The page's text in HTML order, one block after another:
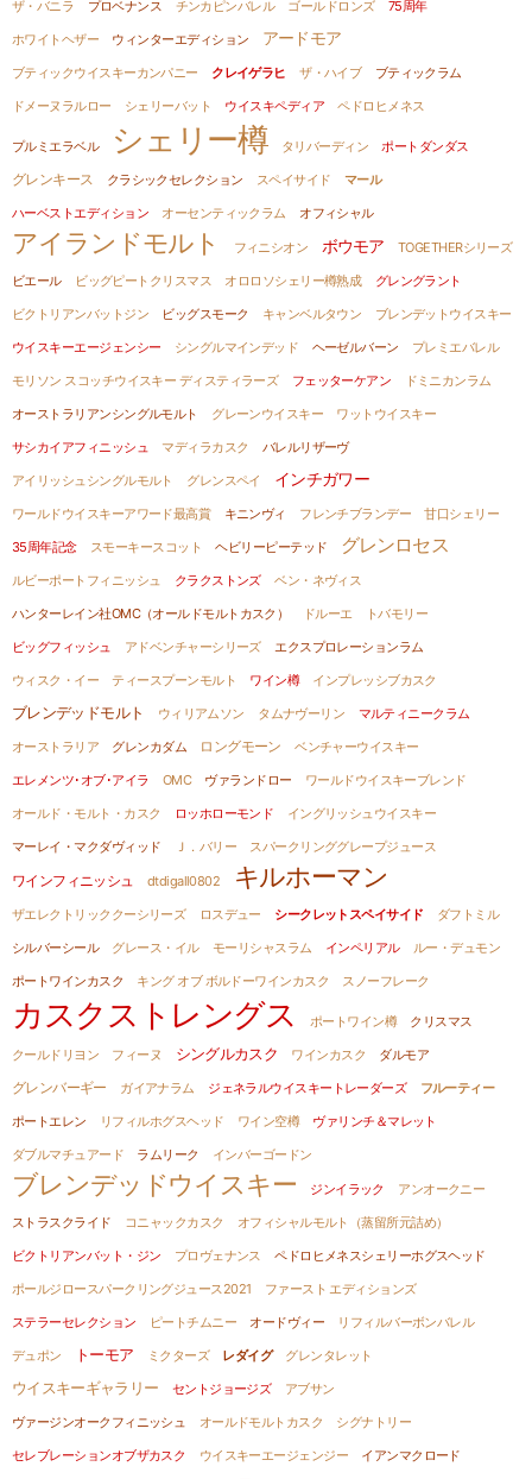
ザ・バニラ プロベナンス チンカピンバレル ゴールドロンズ
75周年
ホワイトヘザー
ウィンターエディション アードモア
ブティックウイスキーカンパニー クレイゲラヒ ザ・ハイブ
ブティックラム
ドメーヌラルロー
シェリーバット ウイスキペディア ペドロヒメネス
プルミエラベル シェリー樽 タリバーディン ポートダンダス
グレンキース クラシックセレクション スペイサイド
マール
ハーベストエディション
オーセンティックラム オフィシャル
アイランドモルト フィニシオン ボウモア
TOGETHERシリーズ
ビエール
ビッグピートクリスマス オロロソシェリー樽熟成
グレングラント
ビクトリアンバットジン
ビッグスモーク キャンベルタウン
ブレンデットウイスキー
ウイスキーエージェンシー
シングルマインデッド ヘーゼルバーン
プレミエバレル
モリソン スコッチウイスキー ディスティラーズ
フェッターケアン
ドミニカンラム
オーストラリアンシングルモルト
グレーンウイスキー
ワットウイスキー
サシカイアフィニッシュ
マディラカスク
バレルリザーヴ
アイリッシュシングルモルト
グレンスペイ インチガワー
ワールドウイスキーアワード最高賞 キニンヴィ フレンチブランデー
甘口シェリー
35周年記念
スモーキースコット ヘビリーピーテッド グレンロセス
ルビーポートフィニッシュ クラクストンズ
ベン・ネヴィス
ハンターレイン社OMC（オールドモルトカスク）
ドルーエ
トバモリー
ビッグフィッシュ
アドベンチャーシリーズ
エクスプロレーションラム
ウィスク・イー
ティースプーンモルト ワイン樽 インプレッシブカスク
ブレンデッドモルト ウィリアムソン タムナヴーリン
マルティニークラム
オーストラリア
グレンカダム ロングモーン
ベンチャーウイスキー
エレメンツ･オブ･アイラ
OMC ヴァランドロー
ワールドウイスキーブレンド
オールド・モルト・カスク
ロッホローモンド
イングリッシュウイスキー
マーレイ・マクダヴィッド
Ｊ．バリー スパークリンググレープジュース
ワインフィニッシュ dtdigall0802 キルホーマン
ザエレクトリッククーシリーズ ロスデュー シークレットスペイサイド
ダフトミル
シルバーシール
グレース・イル モーリシャスラム インペリアル
ルー・デュモン
ポートワインカスク
キング オブ ボルドーワインカスク スノーフレーク
カスクストレングス ポートワイン樽
クリスマス
クールドリヨン
フィーヌ シングルカスク ワインカスク ダルモア
グレンバーギー ガイアナラム ジェネラルウイスキートレーダーズ
フルーティー
ポートエレン
リフィルホグスヘッド ワイン空樽
ヴァリンチ＆マレット
ダブルマチュアード
ラムリーク インバーゴードン
ブレンデッドウイスキー ジンイラック
アンオークニー
ストラスクライド
コニャックカスク
オフィシャルモルト（蒸留所元詰め）
ビクトリアンバット・ジン
プロヴェナンス
ペドロヒメネスシェリーホグスヘッド
ポールジロースパークリングジュース2021
ファースト エディションズ
ステラーセレクション
ピートチムニー オードヴィー
リフィルバーボンバレル
デュポン
トーモア ミクターズ レダイグ グレンタレット
ウイスキーギャラリー セントジョージズ
アブサン
ヴァージンオークフィニッシュ
オールドモルトカスク
シグナトリー
セレブレーションオブザカスク
ウイスキーエージェンジー
イアンマクロード